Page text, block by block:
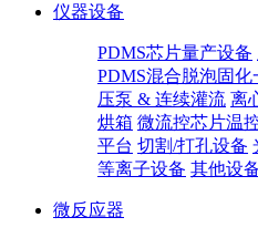
仪器设备
PDMS芯片量产设备
PDMS混合脱泡固化
压泵 & 连续灌流 离
烘箱 微流控芯片温
平台 切割/打孔设备
等离子设备 其他设
微反应器